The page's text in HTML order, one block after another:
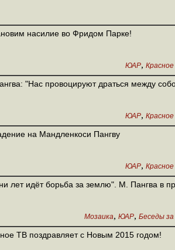
насилие во Фридом Парке!
ЮАР,
"Нас провоцируют драться между
ЮАР,
на Мандленкоси Пангву
ЮАР,
лет идёт борьба за землю". М. Пангва в
Мозаика, ЮАР, Беседы
ТВ поздравляет с Новым 2015 годом!